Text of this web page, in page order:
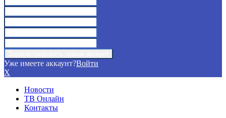
Уже имеете аккаунт?Войти
X
Новости
ТВ Онлайн
Контакты